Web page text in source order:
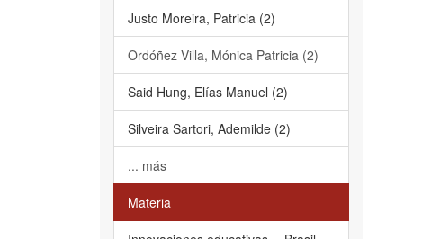
Justo Moreira, Patricia (2)
Ordóñez Villa, Mónica Patricia (2)
Said Hung, Elías Manuel (2)
Silveira Sartori, Ademilde (2)
... más
Materia